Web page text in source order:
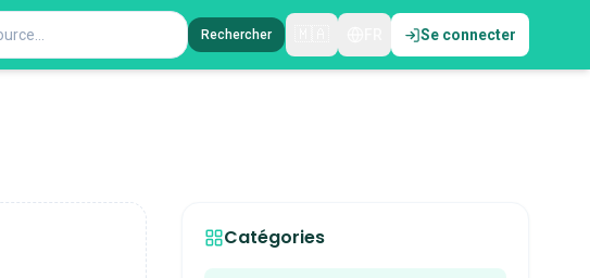
Rechercher Se connecter
Catégories